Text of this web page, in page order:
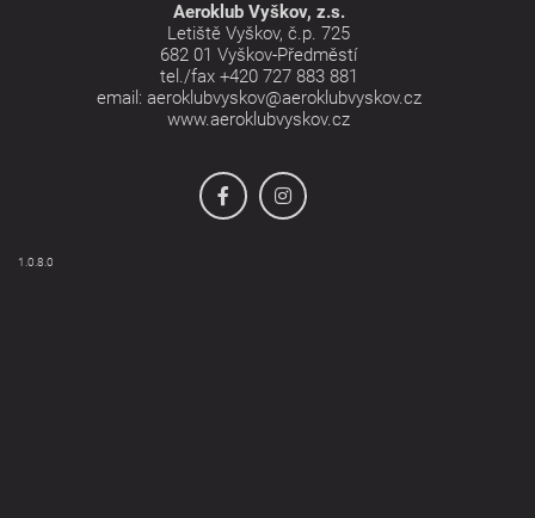
Aeroklub Vyškov, z.s.
Letiště Vyškov, č.p. 725
682 01 Vyškov-Předměstí
tel./fax +420 727 883 881
email: aeroklubvyskov@aeroklubvyskov.cz
www.aeroklubvyskov.cz
1.0.8.0